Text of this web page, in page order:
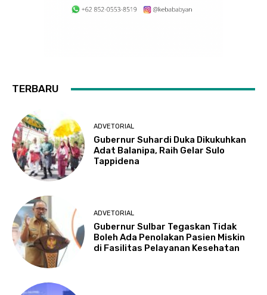
TERBARU
ADVETORIAL
Gubernur Suhardi Duka Dikukuhkan
Adat Balanipa, Raih Gelar Sulo
Tappidena
ADVETORIAL
Gubernur Sulbar Tegaskan Tidak
Boleh Ada Penolakan Pasien Miskin
di Fasilitas Pelayanan Kesehatan